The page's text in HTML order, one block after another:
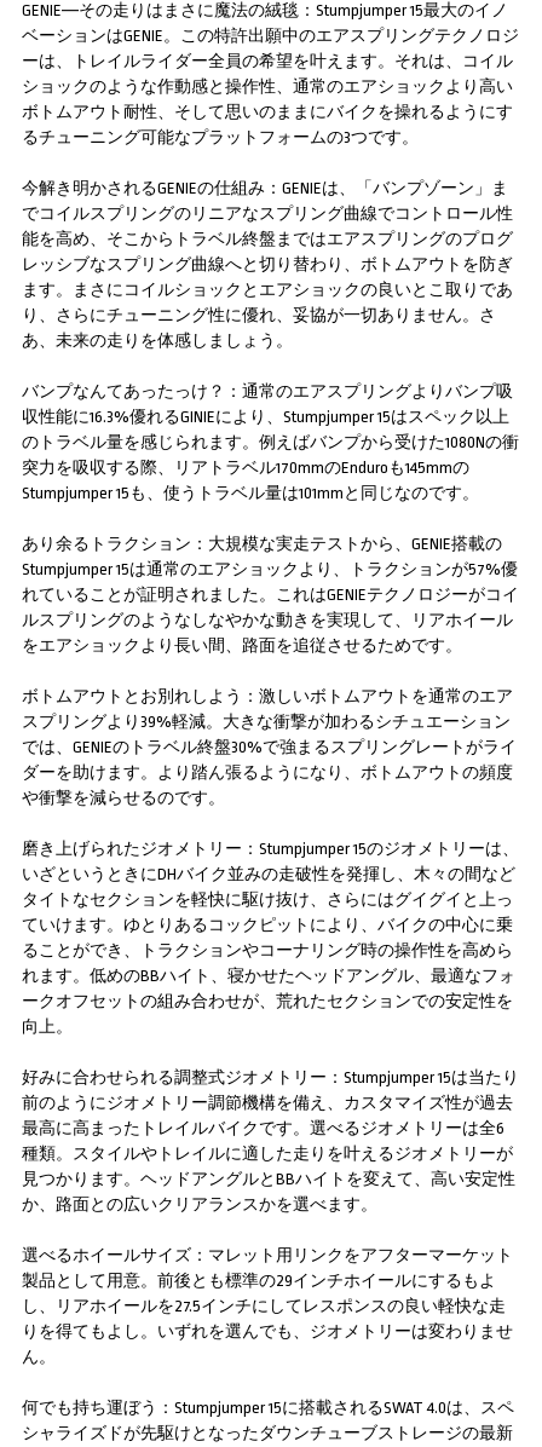
GENIE―その走りはまさに魔法の絨毯：Stumpjumper 15最大のイノ
ベーションはGENIE。この特許出願中のエアスプリングテクノロジ
ーは、トレイルライダー全員の希望を叶えます。それは、コイル
ショックのような作動感と操作性、通常のエアショックより高い
ボトムアウト耐性、そして思いのままにバイクを操れるようにす
るチューニング可能なプラットフォームの3つです。
今解き明かされるGENIEの仕組み：GENIEは、「バンプゾーン」ま
でコイルスプリングのリニアなスプリング曲線でコントロール性
能を高め、そこからトラベル終盤まではエアスプリングのプログ
レッシブなスプリング曲線へと切り替わり、ボトムアウトを防ぎ
ます。まさにコイルショックとエアショックの良いとこ取りであ
り、さらにチューニング性に優れ、妥協が一切ありません。さ
あ、未来の走りを体感しましょう。
バンプなんてあったっけ？：通常のエアスプリングよりバンプ吸
収性能に16.3%優れるGINIEにより、Stumpjumper 15はスペック以上
のトラベル量を感じられます。例えばバンプから受けた1080Nの衝
突力を吸収する際、リアトラベル170mmのEnduroも145mmの
Stumpjumper 15も、使うトラベル量は101mmと同じなのです。
あり余るトラクション：大規模な実走テストから、GENIE搭載の
Stumpjumper 15は通常のエアショックより、トラクションが57%優
れていることが証明されました。これはGENIEテクノロジーがコイ
ルスプリングのようなしなやかな動きを実現して、リアホイール
をエアショックより長い間、路面を追従させるためです。
ボトムアウトとお別れしよう：激しいボトムアウトを通常のエア
スプリングより39%軽減。大きな衝撃が加わるシチュエーション
では、GENIEのトラベル終盤30%で強まるスプリングレートがライ
ダーを助けます。より踏ん張るようになり、ボトムアウトの頻度
や衝撃を減らせるのです。
磨き上げられたジオメトリー：Stumpjumper 15のジオメトリーは、
いざというときにDHバイク並みの走破性を発揮し、木々の間など
タイトなセクションを軽快に駆け抜け、さらにはグイグイと上っ
ていけます。ゆとりあるコックピットにより、バイクの中心に乗
ることができ、トラクションやコーナリング時の操作性を高めら
れます。低めのBBハイト、寝かせたヘッドアングル、最適なフォ
ークオフセットの組み合わせが、荒れたセクションでの安定性を
向上。
好みに合わせられる調整式ジオメトリー：Stumpjumper 15は当たり
前のようにジオメトリー調節機構を備え、カスタマイズ性が過去
最高に高まったトレイルバイクです。選べるジオメトリーは全6
種類。スタイルやトレイルに適した走りを叶えるジオメトリーが
見つかります。ヘッドアングルとBBハイトを変えて、高い安定性
か、路面との広いクリアランスかを選べます。
選べるホイールサイズ：マレット用リンクをアフターマーケット
製品として用意。前後とも標準の29インチホイールにするもよ
し、リアホイールを27.5インチにしてレスポンスの良い軽快な走
りを得てもよし。いずれを選んでも、ジオメトリーは変わりませ
ん。
何でも持ち運ぼう：Stumpjumper 15に搭載されるSWAT 4.0は、スペ
シャライズドが先駆けとなったダウンチューブストレージの最新